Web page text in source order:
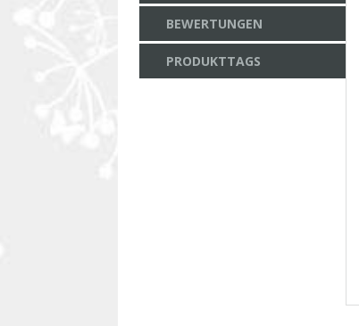
BEWERTUNGEN
PRODUKTTAGS